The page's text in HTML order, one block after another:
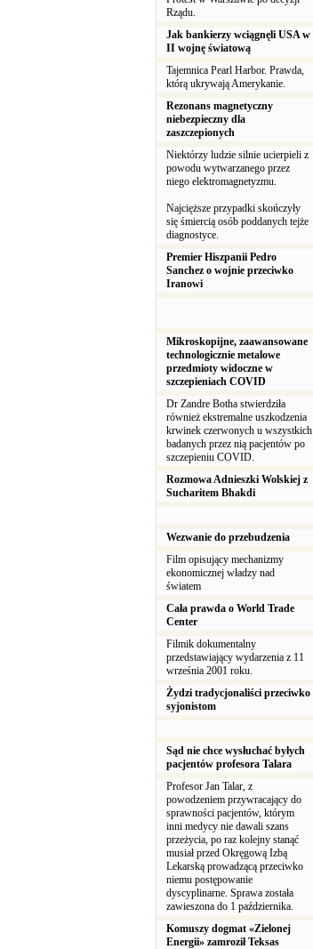
Rządu.
Jak bankierzy wciągnęli USA w
II wojnę światową
Tajemnica Pearl Harbor. Prawda,
którą ukrywają Amerykanie.
Rezonans magnetyczny
niebezpieczny dla
zaszczepionych
Niektórzy ludzie silnie ucierpieli z
powodu wytwarzanego przez
niego elektromagnetyzmu.
Najcięższe przypadki skończyły
się śmiercią osób poddanych tejże
diagnostyce.
Premier Hiszpanii Pedro
Sanchez o wojnie przeciwko
Iranowi
Mikroskopijne, zaawansowane
technologicznie metalowe
przedmioty widoczne w
szczepieniach COVID
Dr Zandre Botha stwierdziła
również ekstremalne uszkodzenia
krwinek czerwonych u wszystkich
badanych przez nią pacjentów po
szczepieniu COVID.
Rozmowa Adnieszki Wolskiej z
Sucharitem Bhakdi
Wezwanie do przebudzenia
Film opisujący mechanizmy
ekonomicznej władzy nad
światem
Cała prawda o World Trade
Center
Filmik dokumentalny
przedstawiający wydarzenia z 11
września 2001 roku.
Żydzi tradycjonaliści przeciwko
syjonistom
Sąd nie chce wysłuchać byłych
pacjentów profesora Talara
Profesor Jan Talar, z
powodzeniem przywracający do
sprawności pacjentów, którym
inni medycy nie dawali szans
przeżycia, po raz kolejny stanąć
musiał przed Okręgową Izbą
Lekarską prowadzącą przeciwko
niemu postępowanie
dyscyplinarne. Sprawa została
zawieszona do 1 października.
Komuszy dogmat «Zielonej
Energii» zamroził Teksas